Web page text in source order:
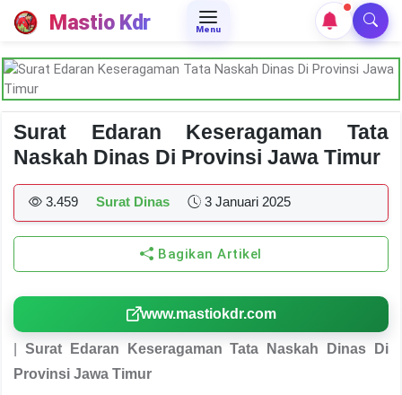
Mastio Kdr Menu
Surat Edaran Keseragaman Tata
Naskah Dinas Di Provinsi Jawa Timur
3.459 Surat Dinas 3 Januari 2025
Bagikan Artikel
www.mastiokdr.com
Surat Edaran Keseragaman Tata Naskah Dinas Di
Provinsi Jawa Timur